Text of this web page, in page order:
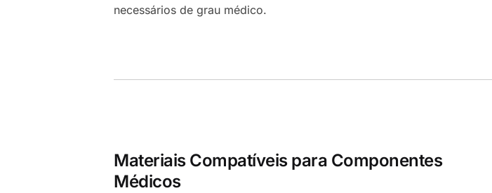
necessários de grau médico.
Materiais Compatíveis para Componentes
Médicos